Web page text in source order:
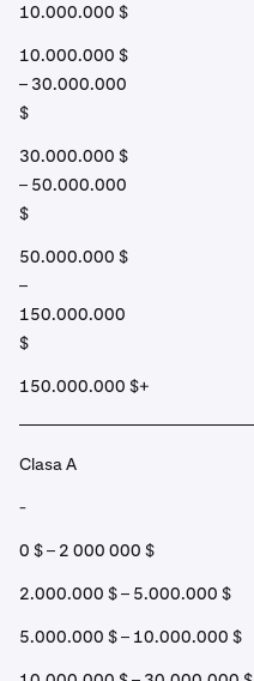
10.000.000 $
10.000.000 $
– 30.000.000
$
30.000.000 $
– 50.000.000
$
50.000.000 $
–
150.000.000
$
150.000.000 $+
Clasa A
-
0 $ – 2 000 000 $
2.000.000 $ – 5.000.000 $
5.000.000 $ – 10.000.000 $